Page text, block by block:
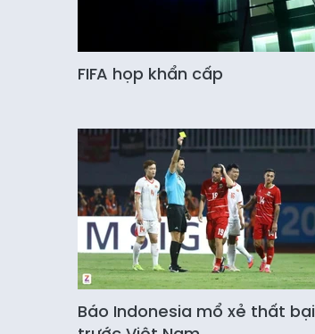
FIFA họp khẩn cấp
Báo Indonesia mổ xẻ thất bại